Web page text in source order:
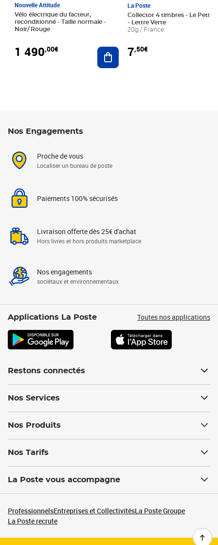
Nouvelle Attitude
Vélo électrique du facteur,
reconditionné - Taille normale -
Noir/ Rouge
1 490,00€ Ajouter au panier
La Poste
Collector 4 timbres - Le Petit
- Lettre Verte
20g / France
7,50€
Nos Engagements
Proche de vous
Localiser un bureau de poste
Paiements 100% sécurisés
Livraison offerte dès 25€ d'achat
Hors livres et hors produits marketplace
Nos engagements
sociétaux et environnementaux
Applications La Poste Toutes nos applications
Restons connectés
Nos Services
Nos Produits
Nos Tarifs
La Poste vous accompagne
ProfessionnelsEntreprises et CollectivitésLa Poste Groupe
La Poste recrute